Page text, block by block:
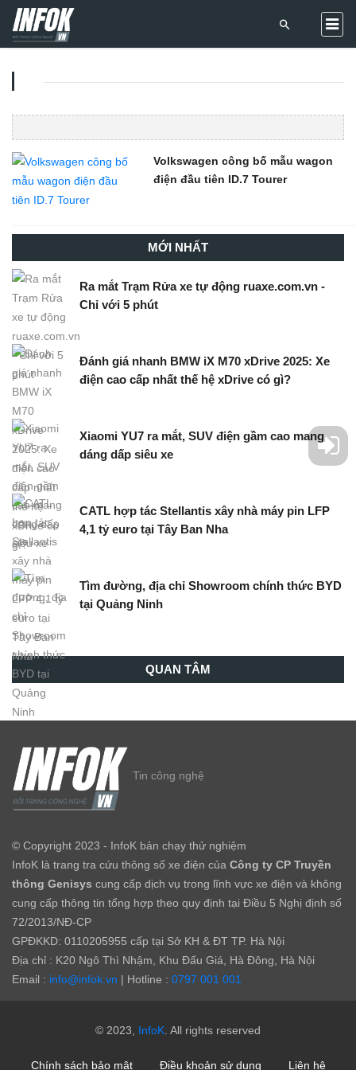
Volkswagen công bố mẫu wagon
điện đầu tiên ID.7 Tourer
MỚI NHẤT
Ra mắt Trạm Rửa xe tự động ruaxe.com.vn -
Chỉ với 5 phút
Đánh giá nhanh BMW iX M70 xDrive 2025: Xe
điện cao cấp nhất thế hệ xDrive có gì?
Xiaomi YU7 ra mắt, SUV điện gầm cao mang
dáng dấp siêu xe
CATL hợp tác Stellantis xây nhà máy pin LFP
4,1 tỷ euro tại Tây Ban Nha
Tìm đường, địa chỉ Showroom chính thức BYD
tại Quảng Ninh
QUAN TÂM
Tin công nghệ
© Copyright 2023 - InfoK bản chạy thử nghiệm
InfoK là trang tra cứu thông số xe điện của Công ty CP Truyền
thông Genisys cung cấp dịch vụ trong lĩnh vực xe điện và không
cung cấp thông tin tổng hợp theo quy định tại Điều 5 Nghị định số
72/2013/NĐ-CP
GPĐKKD: 0110205955 cấp tại Sở KH & ĐT TP. Hà Nội
Địa chỉ : K20 Ngô Thì Nhậm, Khu Đấu Giá, Hà Đông, Hà Nội
Email : info@infok.vn | Hotline : 0797 001 001
© 2023, InfoK . All rights reserved
Chính sách bảo mật Điều khoản sử dụng Liên hệ